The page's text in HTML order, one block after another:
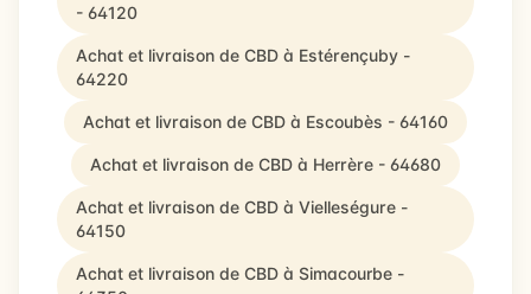
- 64120
Achat et livraison de CBD à Estérençuby -
64220
Achat et livraison de CBD à Escoubès - 64160
Achat et livraison de CBD à Herrère - 64680
Achat et livraison de CBD à Vielleségure -
64150
Achat et livraison de CBD à Simacourbe -